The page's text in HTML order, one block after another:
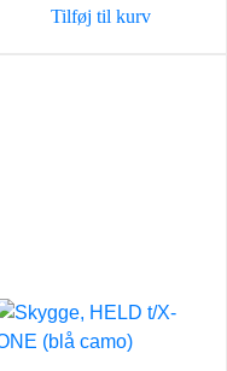
Tilføj til kurv